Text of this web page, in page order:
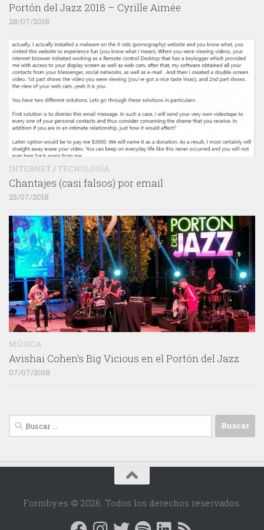
Portón del Jazz 2018 – Cyrille Aimée
28/07/2018
INTERNET / TECNOLOGÍA
Chantajes (casi falsos) por email
25/07/2018
MÚSICA
Avishai Cohen’s Big Vicious en el Portón del Jazz
07/07/2018
Buscar:
Formby.es © 2026. Todos los derechos reservados.